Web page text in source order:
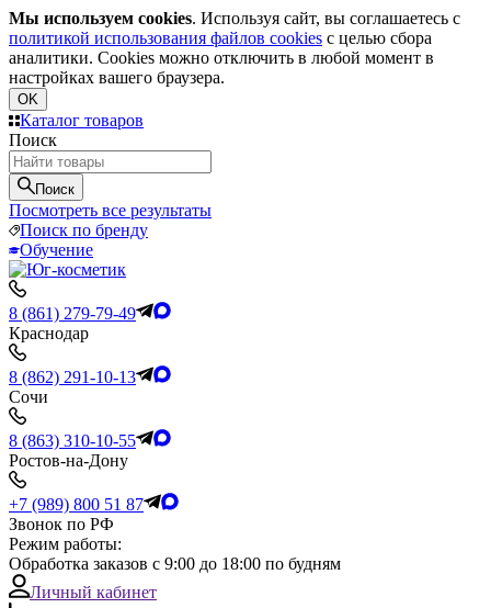
Мы используем cookies. Используя сайт, вы соглашаетесь с
политикой использования файлов cookies с целью сбора
аналитики. Cookies можно отключить в любой момент в
настройках вашего браузера.
OK
Каталог товаров
Поиск
Поиск
Посмотреть все результаты
Поиск по бренду
Обучение
8 (861) 279-79-49
Краснодар
8 (862) 291-10-13
Сочи
8 (863) 310-10-55
Ростов-на-Дону
+7 (989) 800 51 87
Звонок по РФ
Режим работы:
Обработка заказов с 9:00 до 18:00 по будням
Личный кабинет